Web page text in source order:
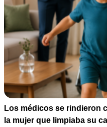
Los médicos se rindieron
la mujer que limpiaba su